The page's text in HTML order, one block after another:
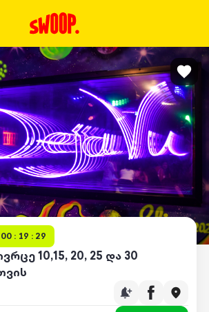
: 19 : 29
10,15, 20, 25 და 30